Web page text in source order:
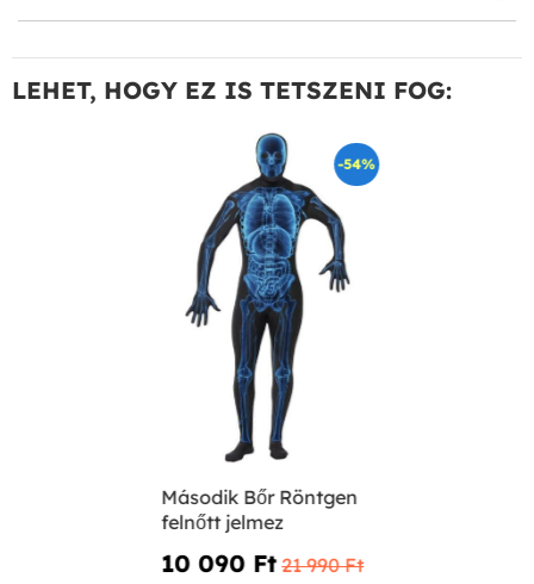
LEHET, HOGY EZ IS TETSZENI FOG:
-54%
Második Bőr Röntgen
felnőtt jelmez
10 090 Ft‎ 21 990 Ft‎